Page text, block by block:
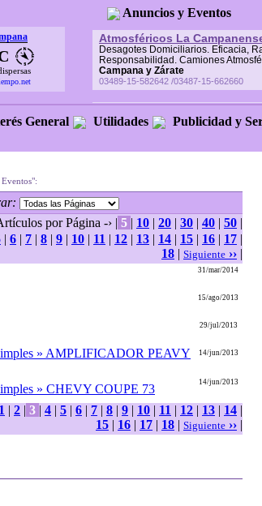
Anuncios y Eventos
Atmosféricos La
Desagotes Domiciliarios. Eficacia,
Responsabilidad. Camiones
Campana y Zárate
03489-15-582642 /03487-15-662660
General Utilidades
Publicidad y
por Página -› | 5 | 10 | 20 | 30 | 40 | 50 |
| 6 | 7 | 8 | 9 | 10 | 11 | 12 | 13 | 14 | 15 | 16 | 17 |
18 | Siguiente ›› |
31/mar/2014
15/ago/2013
29/jul/2013
» AMPLIFICADOR PEAVY
14/jun/2013
» CHEVY COUPE 73 14/jun/2013
1 | 2 | 3 | 4 | 5 | 6 | 7 | 8 | 9 | 10 | 11 | 12 | 13 | 14 |
15 | 16 | 17 | 18 | Siguiente ›› |